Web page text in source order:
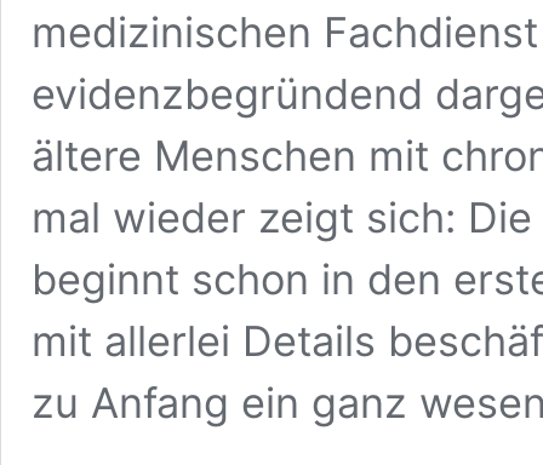
medizinischen
evidenzbegründend
ältere Menschen mit
mal wieder zeigt sich:
beginnt schon in den
mit allerlei Details
zu Anfang ein ganz